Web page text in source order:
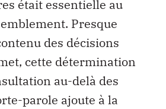
était essentielle au
Presque
des décisions
cette détermination
au-delà des
parole ajoute à la